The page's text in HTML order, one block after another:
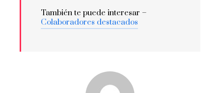
También te puede interesar –
Colaboradores destacados